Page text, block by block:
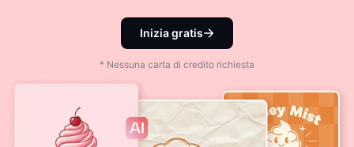
Inizia gratis
* Nessuna carta di credito richiesta